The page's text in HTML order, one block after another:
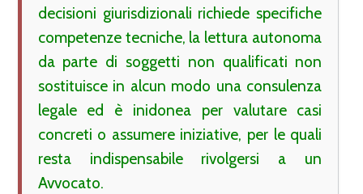
decisioni giurisdizionali richiede specifiche
competenze tecniche, la lettura autonoma
da parte di soggetti non qualificati non
sostituisce in alcun modo una consulenza
legale ed è inidonea per valutare casi
concreti o assumere iniziative, per le quali
resta indispensabile rivolgersi a un
Avvocato.